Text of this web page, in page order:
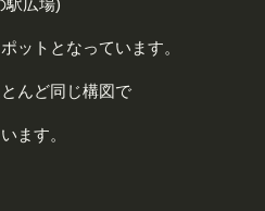
駅広場)
ットとなっています。
んど同じ構図で
ます。